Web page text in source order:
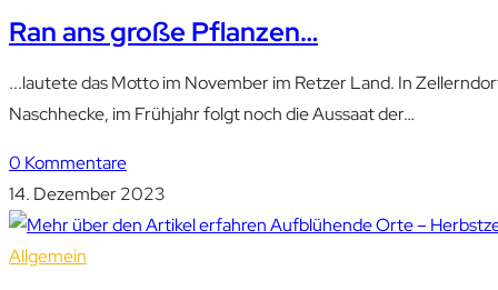
Ran ans große Pflanzen…
...lautete das Motto im November im Retzer Land. In
Naschhecke, im Frühjahr folgt noch die Aussaat der…
0 Kommentare
14. Dezember 2023
Allgemein